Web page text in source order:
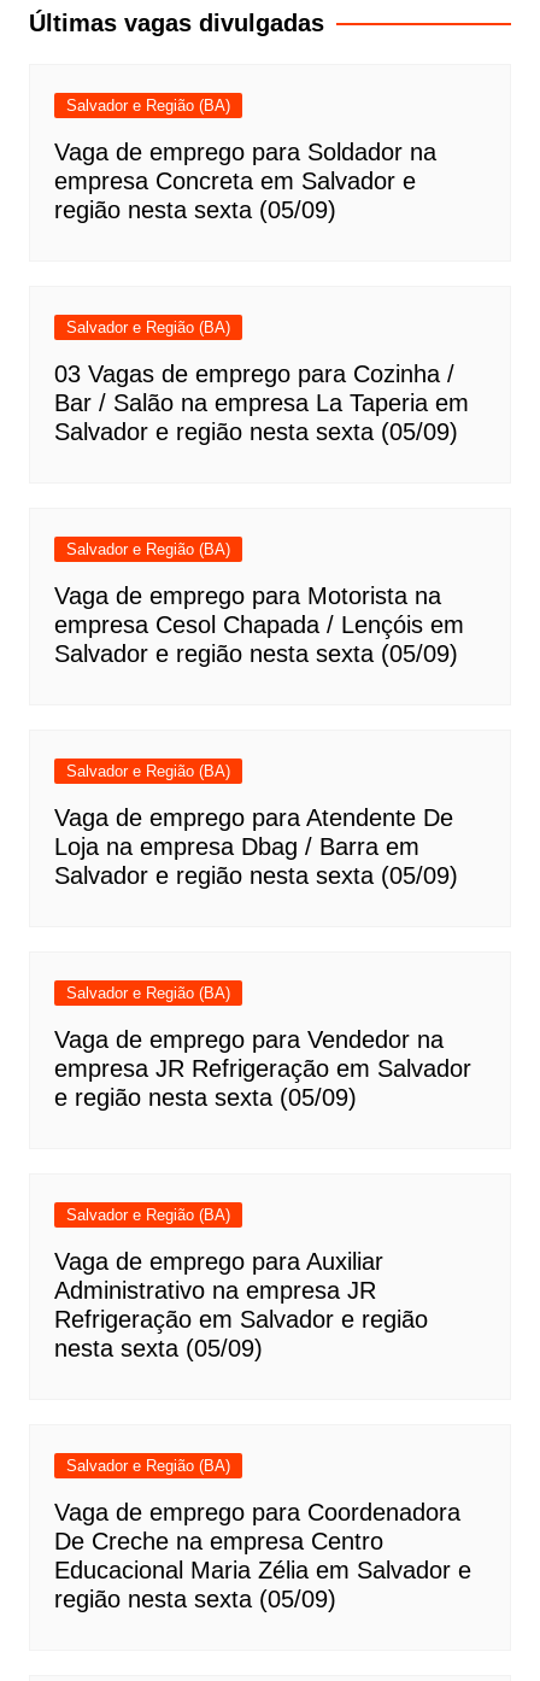
Post
Últimas vagas divulgadas
Salvador e Região (BA)
Vaga de emprego para Soldador na
empresa Concreta em Salvador e
região nesta sexta (05/09)
Salvador e Região (BA)
03 Vagas de emprego para Cozinha /
Bar / Salão na empresa La Taperia em
Salvador e região nesta sexta (05/09)
Salvador e Região (BA)
Vaga de emprego para Motorista na
empresa Cesol Chapada / Lençóis em
Salvador e região nesta sexta (05/09)
Salvador e Região (BA)
Vaga de emprego para Atendente De
Loja na empresa Dbag / Barra em
Salvador e região nesta sexta (05/09)
Salvador e Região (BA)
Vaga de emprego para Vendedor na
empresa JR Refrigeração em Salvador
e região nesta sexta (05/09)
Salvador e Região (BA)
Vaga de emprego para Auxiliar
Administrativo na empresa JR
Refrigeração em Salvador e região
nesta sexta (05/09)
Salvador e Região (BA)
Vaga de emprego para Coordenadora
De Creche na empresa Centro
Educacional Maria Zélia em Salvador e
região nesta sexta (05/09)